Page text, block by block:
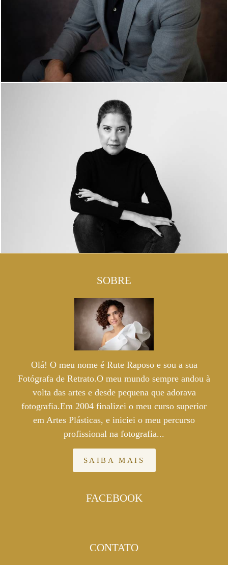
SOBRE
Olá! O meu nome é Rute Raposo e sou a sua
Fotógrafa de Retrato.O meu mundo sempre andou à
volta das artes e desde pequena que adorava
fotografia.Em 2004 finalizei o meu curso superior
em Artes Plásticas, e iniciei o meu percurso
profissional na fotografia...
SAIBA MAIS
FACEBOOK
CONTATO